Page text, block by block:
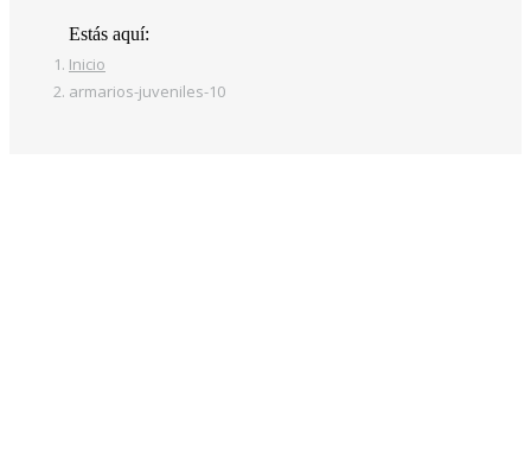
Estás aquí:
Inicio
armarios-juveniles-10